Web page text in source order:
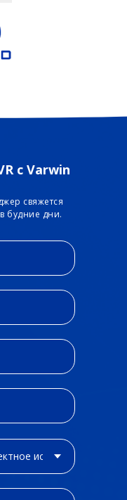
с Varwin
свяжется
будние дни.